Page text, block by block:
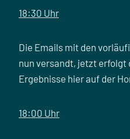
18:30 Uhr
Die Emails mit den
nun versandt, jetzt erfolgt
Ergebnisse hier auf der
18:00 Uhr